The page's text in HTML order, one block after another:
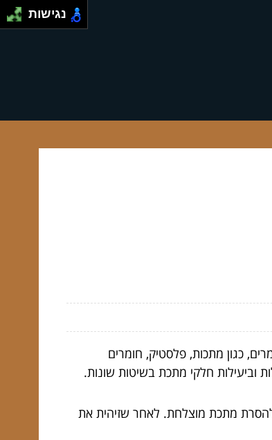
כגון מתכות, פלסטיק, חומרים
וביעילות חלקי מתכת בשיטות שונות.
להסרת מתכת מוצלחת. לאחר שזיהית את
נגישות